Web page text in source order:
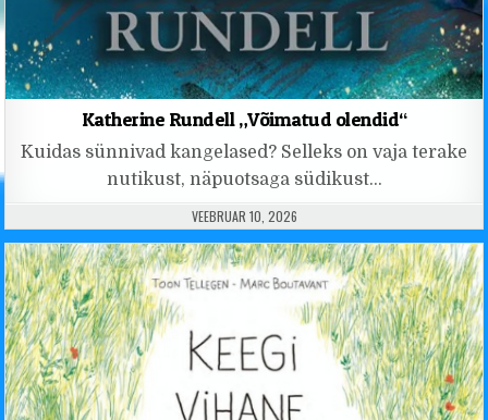
Katherine Rundell „Võimatud olendid“
Kuidas sünnivad kangelased? Selleks on vaja terake
nutikust, näpuotsaga südikust…
PUBLISHED DATE:
VEEBRUAR 10, 2026